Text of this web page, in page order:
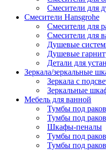
Смесители для
Смесители Hansgrohe
Смесители для
Смесители для
Душевые
Душевые
Детали для
Зеркала/зеркальные
Зеркала с
Зеркальные
Мебель для ванной
Тумбы под
Тумбы под
Шкафы-пеналы
Тумбы под
Тумбы под